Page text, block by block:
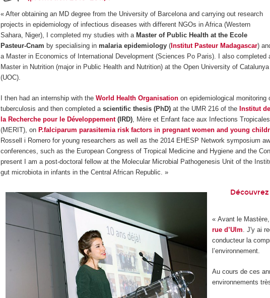
« After obtaining an MD degree from the University of Barcelona and carrying out research
projects in epidemiology of infectious diseases with different NGOs in Africa (Western
Sahara, Niger), I completed my studies with a Master of Public Health at the Ecole
Pasteur-Cnam by specialising inmalaria epidemiology ( Institut Pasteur Madagascar)
a Master in Economics of International Development (Sciences Po Paris). I also completed
Master in Nutrition (major in Public Health and Nutrition) at the Open University of Catalunya
(UOC).
I then had an internship with theWorld Health Organisation on epidemiological monitoring
tuberculosis and then completed ascientific thesis (PhD)at the UMR 216 of theInstitut de
la Recherche pour le Développement(IRD) , Mère et Enfant face aux Infections Tropicales
(MERIT), onP.falciparum parasitemia risk factors in pregnant women and young
Rossell i Romero for young researchers as well as the 2014 EHESP Network symposium
conferences, such as the European Congress of Tropical Medicine and Hygiene and the
present I am a post-doctoral fellow at the Molecular Microbial Pathogenesis Unit of the
gut microbiota in infants in the Central African Republic. »
« Avant le
rue d’Ulm. J'y ai
conducteur la
l’environnement.
Au cours de ces
environnements